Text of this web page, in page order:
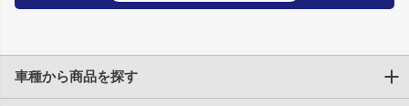
車種から商品を探す